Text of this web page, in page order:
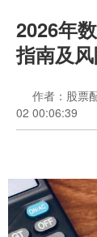
2026年
指南及
作者：股票
02 00:06:39